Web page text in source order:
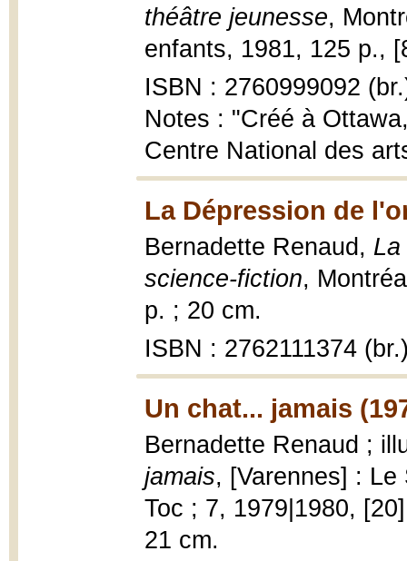
théâtre jeunesse,
enfants, 1981, 125 p.,
ISBN : 2760999092
Notes : "Créé à
Centre National des
La Dépression de
Bernadette Renaud, La
science-fiction,
p. ; 20 cm.
ISBN : 2762111374
Un chat... jamais
Bernadette Renaud ;
jamais, [Varennes] :
Toc ; 7, 1979|1980,
21 cm.